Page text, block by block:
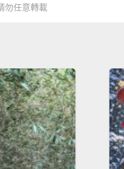
勿任意轉載